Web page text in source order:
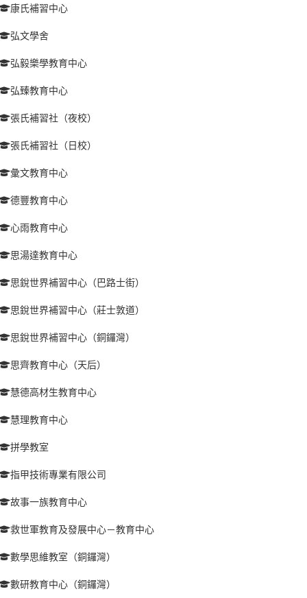
康氏補習中心
弘文學舍
弘毅樂學教育中心
弘臻教育中心
張氏補習社（夜校）
張氏補習社（日校）
彙文教育中心
德豐教育中心
心雨教育中心
思湯達教育中心
思銳世界補習中心（巴路士街）
思銳世界補習中心（莊士敦道）
思銳世界補習中心（銅鑼灣）
思齊教育中心（天后）
慧德高材生教育中心
慧理教育中心
拼學教室
指甲技術專業有限公司
故事一族教育中心
救世軍教育及發展中心－教育中心
數學思維教室（銅鑼灣）
數研教育中心（銅鑼灣）